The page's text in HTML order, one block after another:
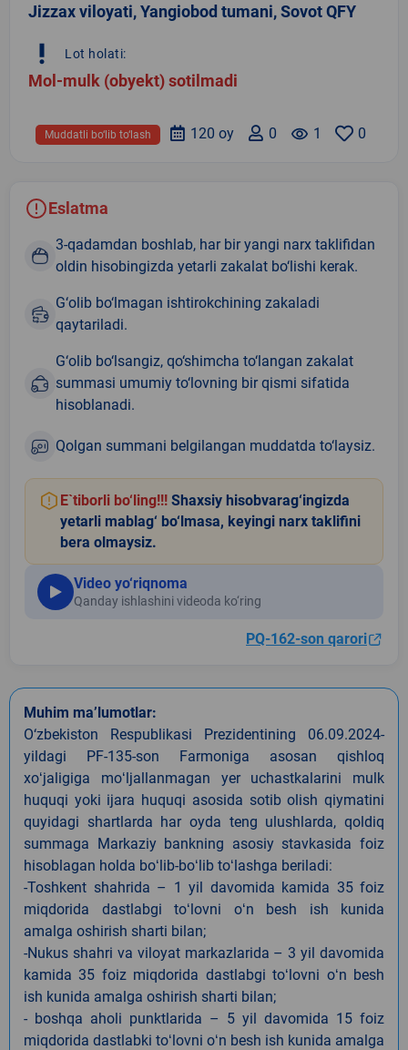
Jizzax viloyati, Yangiobod tumani, Sovot QFY
priority_high Lot holati:
Mol-mulk (obyekt) sotilmadi
0
remove_red_eye 1
0
120 oy
Muddatli bo‘lib to‘lash
Eslatma
3-qadamdan boshlab, har bir yangi narx taklifidan
oldin hisobingizda yetarli zakalat bo‘lishi kerak.
G‘olib bo‘lmagan ishtirokchining zakaladi
qaytariladi.
G‘olib bo‘lsangiz, qo‘shimcha to‘langan zakalat
summasi umumiy to‘lovning bir qismi sifatida
hisoblanadi.
Qolgan summani belgilangan muddatda to‘laysiz.
E`tiborli bo‘ling!!! Shaxsiy hisobvarag‘ingizda
yetarli mablag‘ bo‘lmasa, keyingi narx taklifini
bera olmaysiz.
Video yo‘riqnoma
Qanday ishlashini videoda ko‘ring
PQ-162-son qarori
Muhim ma’lumotlar:
O‘zbekiston Respublikasi Prezidentining 06.09.2024-
yildagi PF-135-son Farmoniga asosan qishloq
xoʻjaligiga moʻljallanmagan yer uchastkalarini mulk
huquqi yoki ijara huquqi asosida sotib olish qiymatini
quyidagi shartlarda har oyda teng ulushlarda, qoldiq
summaga Markaziy bankning asosiy stavkasida foiz
hisoblagan holda boʻlib-boʻlib toʻlashga beriladi:
-Toshkent shahrida – 1 yil davomida kamida 35 foiz
miqdorida dastlabgi toʻlovni oʻn besh ish kunida
amalga oshirish sharti bilan;
-Nukus shahri va viloyat markazlarida – 3 yil davomida
kamida 35 foiz miqdorida dastlabgi toʻlovni oʻn besh
ish kunida amalga oshirish sharti bilan;
- boshqa aholi punktlarida – 5 yil davomida 15 foiz
miqdorida dastlabki toʻlovni oʻn besh ish kunida amalga